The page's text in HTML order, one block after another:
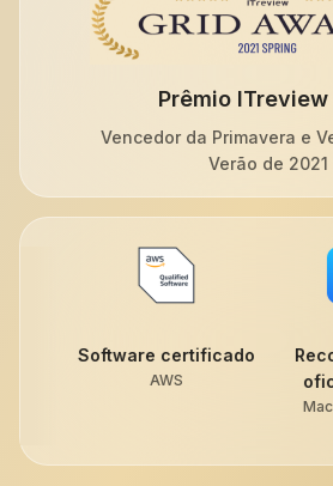
Prêmio ITreview
Vencedor da Primavera e
Verão de 2021
certificado
Recomendado
oficialmente